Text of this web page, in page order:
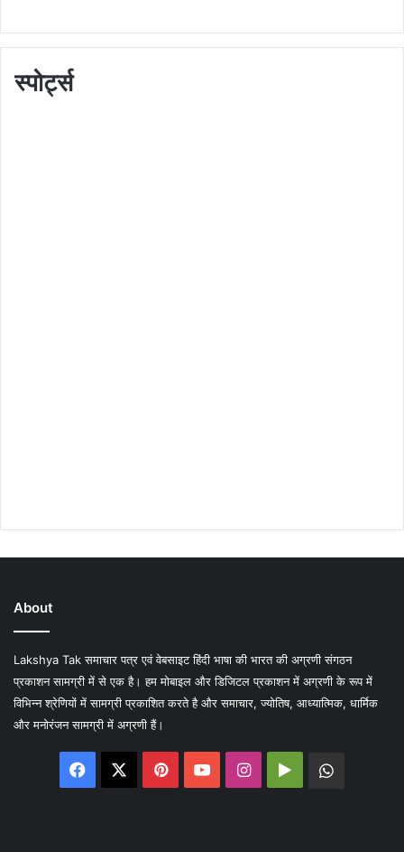
स्पोर्ट्स
About
Lakshya Tak समाचार पत्र एवं वेबसाइट हिंदी भाषा की भारत की अग्रणी संगठन
प्रकाशन सामग्री में से एक है। हम मोबाइल और डिजिटल प्रकाशन में अग्रणी के रूप में
विभिन्न श्रेणियों में सामग्री प्रकाशित करते है और समाचार, ज्योतिष, आध्यात्मिक, धार्मिक
और मनोरंजन सामग्री में अग्रणी हैं।
Facebook PinterestYouTubeInstagram
Google